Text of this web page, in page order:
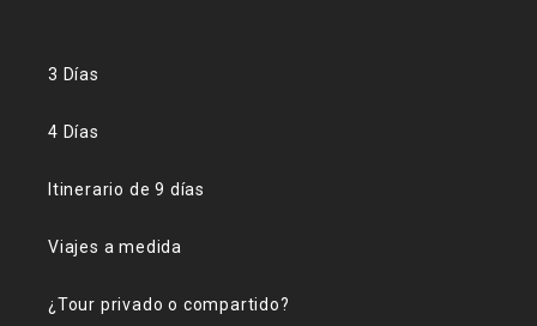
3 Días
4 Días
Itinerario de 9 días
Viajes a medida
¿Tour privado o compartido?